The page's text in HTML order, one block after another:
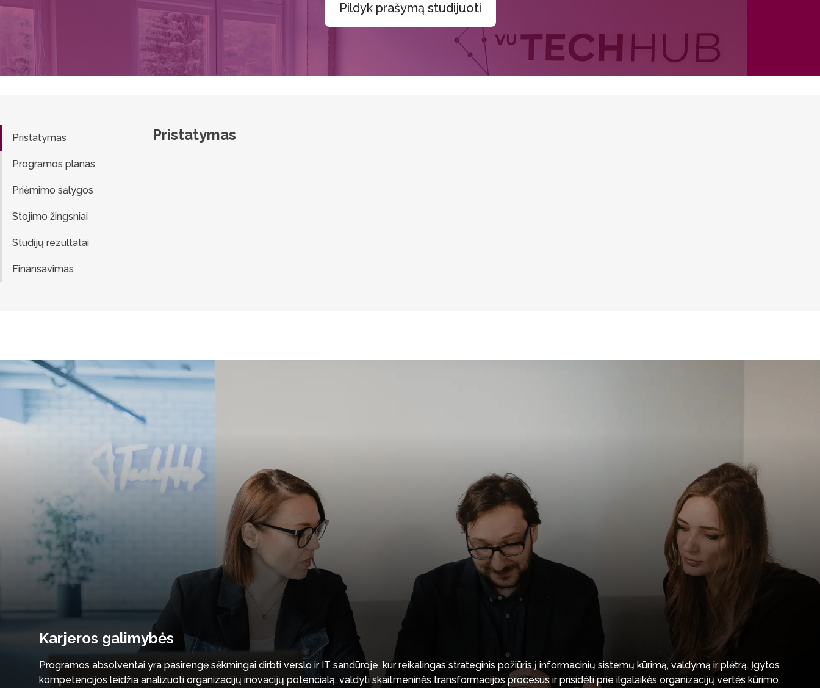
Pildyk prašymą studijuoti
Pristatymas
Programos planas
Priėmimo sąlygos
Stojimo žingsniai
Studijų rezultatai
Finansavimas
Pristatymas
Karjeros galimybės
Programos absolventai yra pasirengę sėkmingai dirbti verslo ir IT sandūroje, kur reikalingas strateginis požiūris į informacinių sistemų kūrimą, valdymą ir plėtrą. Įgytos
kompetencijos leidžia analizuoti organizacijų inovacijų potencialą, valdyti skaitmeninės transformacijos procesus ir prisidėti prie ilgalaikės organizacijų vertės kūrimo